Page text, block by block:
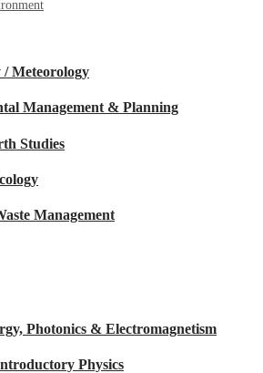
Meteorology
Management & Planning
Studies
Management
Photonics & Electromagnetism
Physics